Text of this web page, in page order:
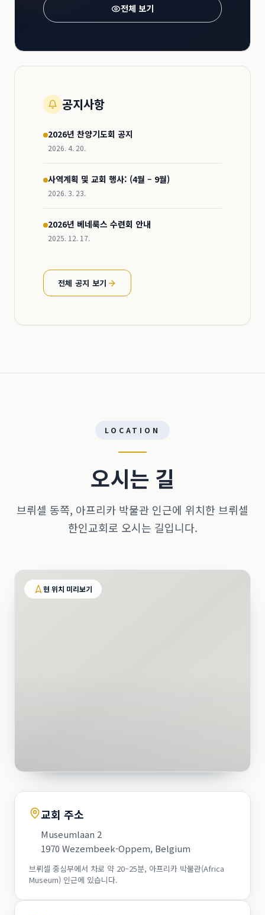
전체 보기
공지사항
2026년 찬양기도회 공지
2026. 4. 20.
사역계획 및 교회 행사: (4월 – 9월)
2026. 3. 23.
2026년 베네룩스 수련회 안내
2025. 12. 17.
전체 공지 보기
LOCATION
오시는 길
브뤼셀 동쪽, 아프리카 박물관 인근에 위치한 브뤼셀
한인교회로 오시는 길입니다.
현 위치 미리보기
교회 주소
Museumlaan 2
1970 Wezembeek-Oppem, Belgium
브뤼셀 중심부에서 차로 약 20–25분, 아프리카 박물관(Africa
Museum) 인근에 있습니다.